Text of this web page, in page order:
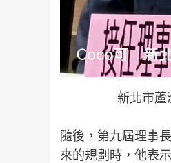
新北市蘆
隨後，第九屆理事
來的規劃時，他表